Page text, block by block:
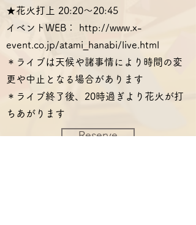
★花火打上 20:20～20:45
イベントWEB：
http://www.x-
event.co.jp/atami_hanabi/live.html
＊ライブは天候や諸事情により時間の変
更や中止となる場合があります
＊ライブ終了後、20時過ぎより花火が打
ちあがります
Reserve